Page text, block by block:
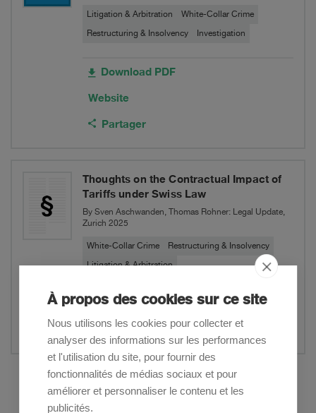
Litigation & Arbitration White-Collar Crime
Restructuring & Insolvency Investigation
Download PDF
Website
Partager
Thoughts on the Contractual Impact of
Tariffs under Swiss Law
By Sven Aschwanden, Thomas Rohner: Legal Update,
Zurich 2025
White-Collar Crime Restructuring & Insolvency
Litigation & Arbitration
Website
Partager
À propos des cookies sur ce site
Nous utilisons les cookies pour collecter et
analyser des informations sur les performances
et l'utilisation du site, pour fournir des
fonctionnalités de médias sociaux et pour
améliorer et personnaliser le contenu et les
publicités.